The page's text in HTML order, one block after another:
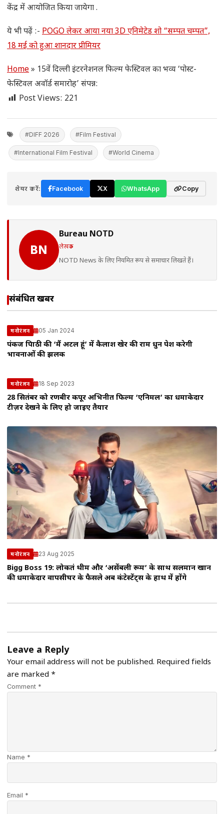
केंद्र में आयोजित किया जायेगा .
ये भी पढ़ें :- POGO लेकर आया नया 3D एनिमेटेड शो “सम्पत चम्पत”,
18 मई को हुआ शानदार प्रीमियर
Home» 15वें दिल्ली इंटरनेशनल फिल्म फेस्टिवल का भव्य ‘पोस्ट-
फेस्टिवल अवॉर्ड समारोह’ संपन्न:
Post Views: 221
#DIFF 2026 #Film Festival
#International Film Festival #World Cinema
शेयर करें: Facebook X WhatsApp Copy
BN
Bureau NOTD
लेखक
NOTD News के लिए नियमित रूप से समाचार लिखते हैं।
संबंधित खबरें
मनोरंजन 05 Jan 2024
पंकज त्रिपाठी की ‘मैं अटल हूं’ में कैलाश खेर की राम धुन पेश करेगी
भावनाओं की झलक
मनोरंजन 18 Sep 2023
28 सितंबर को रणबीर कपूर अभिनीत फिल्म ‘एनिमल’ का धमाकेदार
टीज़र देखने के लिए हो जाइए तैयार
मनोरंजन 23 Aug 2025
Bigg Boss 19: लोकतंत्र थीम और ‘असेंबली रूम’ के साथ सलमान खान
की धमाकेदार वापसीघर के फैसले अब कंटेस्टेंट्स के हाथ में होंगे
Leave a Reply
Your email address will not be published. Required fields
are marked *
Comment *
Name *
Email *